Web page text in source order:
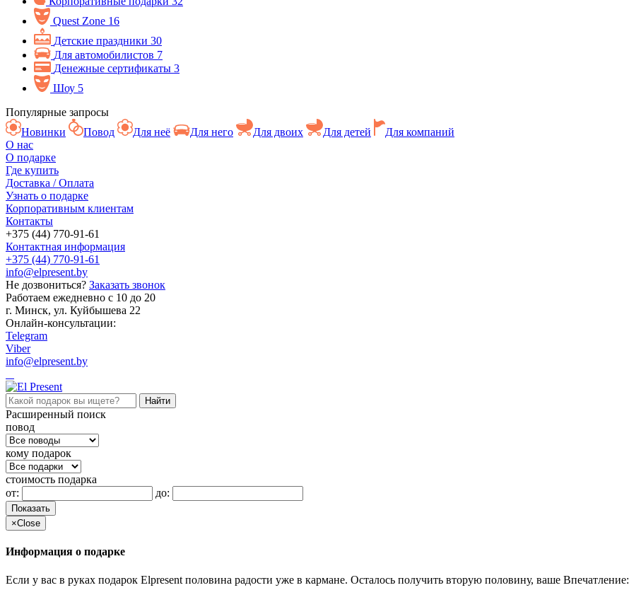
Quest Zone 16
Детские праздники 30
Для автомобилистов 7
Денежные сертификаты 3
Шоу 5
Популярные запросы
Новинки
Повод Для неё Для него Для двоих Для детей
Для компаний
О нас
О подарке
Где купить
Доставка / Оплата
Узнать о подарке
Корпоративным клиентам
Контакты
+375 (44) 770-91-61
Контактная информация
+375 (44) 770-91-61
info@elpresent.by
Не дозвониться? Заказать звонок
Работаем ежедневно c 10 до 20
г. Минск, ул. Куйбышева 22
Онлайн-консультации:
Telegram
Viber
info@elpresent.by
Расширенный поиск
повод
кому подарок
стоимость подарка
от:
до:
Показать
×Close
Информация о подарке
Если у вас в руках подарок Elpresent половина радости уже в кармане. Осталось получить вторую половину, ваше Впечатление: